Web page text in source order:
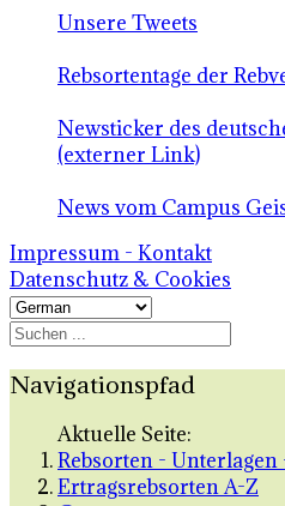
Unsere Tweets
Rebsortentage der
Newsticker des
(externer Link)
News vom Campus
Impressum - Kontakt
Datenschutz & Cookies
Navigationspfad
Aktuelle Seite:
Rebsorten -
Ertragsrebsorten A-Z